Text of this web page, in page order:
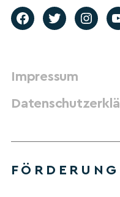
Impressum